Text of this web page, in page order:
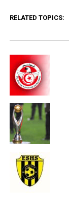
RELATED TOPICS: